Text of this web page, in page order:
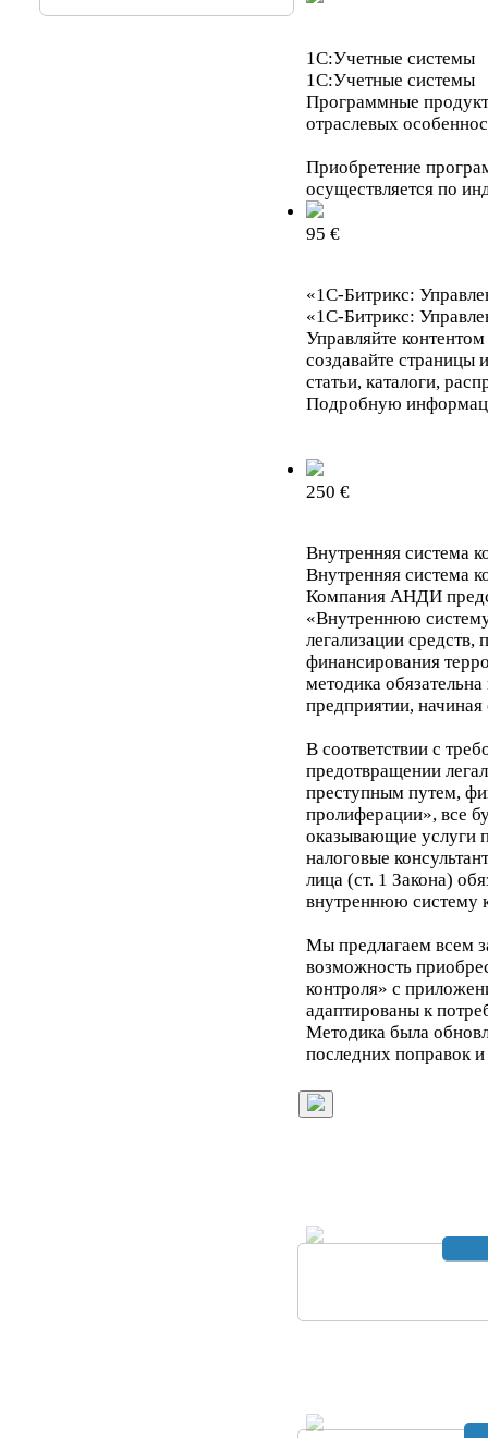
1С:Учетные системы
1С:Учетные системы
Программные
отраслевых
Приобретение
осуществляется по
95 €
«1С-Битрикс:
«1С-Битрикс:
Управляйте
создавайте страницы
статьи, каталоги,
Подробную
250 €
Внутренняя система
Внутренняя система
Компания АНДИ
«Внутреннюю
легализации
финансирования
методика
предприятии,
В соответствии с
предотвращении
преступным путем,
пролиферации», все
оказывающие услуги
налоговые
лица (ст. 1 Закона)
внутреннюю систему
Мы предлагаем всем
возможность
контроля» с
адаптированы к
Методика была
последних поправок